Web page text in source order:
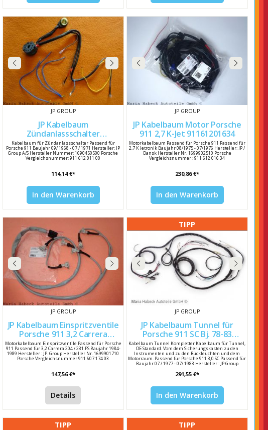
JP GROUP
JP Kabelbaum
Zündanlassschalter
91161201100
Kabelbaum für Zündanlassschalter Passend für
Porsche 911 Baujahr 09/ 1968 - 07 / 1971 Hersteller: JP
Group A/S Hersteller Nummer: 1690450500 Porsche
Vergleichsnummer: 911 612 011 00
114,14 €*
In den Warenkorb
JP GROUP
JP Kabelbaum Motor Porsche
911 2,7 K-Jet 91161201634
Motorkabelbaum Passend für Porsche 911 Passend für
2,7 K Jetronik Baujahr 08/1975 - 07/1976 Hersteller: JP /
Dansk Hersteller Nr. 1699902510 Porsche
Vergleichsnummer : 911 612 016 34
230,86 €*
In den Warenkorb
JP GROUP
JP Kabelbaum Einspritzventile
Porsche 911 3,2 Carrera
1699901710 91160717403
Motorkabelbaum Einspritzventile Passend für Porsche
911 Passend für 3,2 Carrera 204 / 231 PS Baujahr 1984-
1989 Hersteller : JP. Group Hersteller Nr. 1699901710
Porsche Vergleichsnummer 911 607 174 03
147,56 €*
Details
TIPP
JP GROUP
JP Kabelbaum Tunnel für
Porsche 911 SC Bj. 78-83
1699901010 91161200130
Kabelbaum Tunnel Kompletter Kabelbaum für Tunnel,
OE Standard. Vom dem Sicherungskasten zu den
Instrumenten und zu den Rückleuchten und dem
Motorraum. Passend für Porsche 911 3,0 SC Passend für
Baujahr 07 / 1977 - 07/ 1983 Hersteller : JP Group
911 612 001 30 / 91161200130
291,55 €*
In den Warenkorb
TIPP TIPP